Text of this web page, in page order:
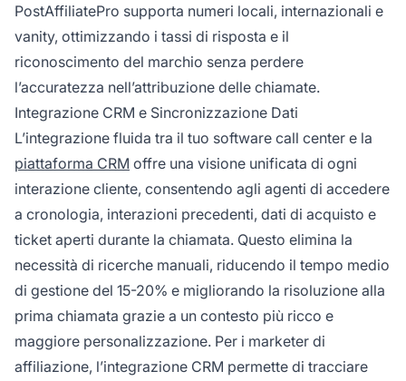
PostAffiliatePro supporta numeri locali, internazionali e
vanity, ottimizzando i tassi di risposta e il
riconoscimento del marchio senza perdere
l’accuratezza nell’attribuzione delle chiamate.
Integrazione CRM e Sincronizzazione Dati
L’integrazione fluida tra il tuo software call center e la
piattaforma CRM offre una visione unificata di ogni
interazione cliente, consentendo agli agenti di accedere
a cronologia, interazioni precedenti, dati di acquisto e
ticket aperti durante la chiamata. Questo elimina la
necessità di ricerche manuali, riducendo il tempo medio
di gestione del 15-20% e migliorando la risoluzione alla
prima chiamata grazie a un contesto più ricco e
maggiore personalizzazione. Per i marketer di
affiliazione, l’integrazione CRM permette di tracciare